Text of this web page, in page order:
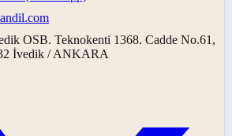
OSB. Teknokenti 1368. Cadde No.61,
İvedik / ANKARA